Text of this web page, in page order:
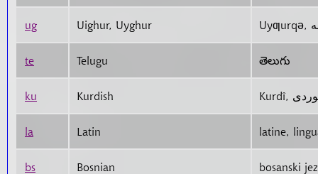
ug Uighur, Uyghur
te Telugu తెలుగు
ku Kurdish
la Latin latine,
bs Bosnian bosanski